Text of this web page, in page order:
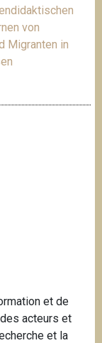
von
Migranten in
et de
acteurs et
et la